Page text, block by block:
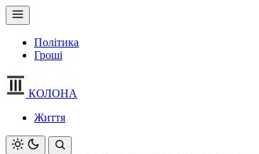
Політика
Гроші
КОЛОНА
Життя